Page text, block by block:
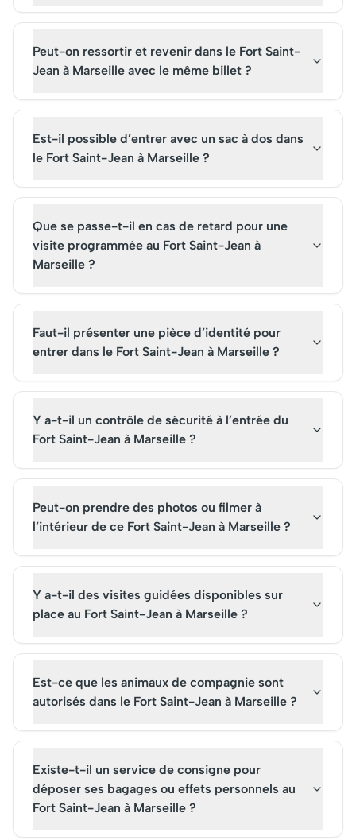
Peut-on ressortir et revenir dans le Fort Saint-
Jean à Marseille avec le même billet ?
Est-il possible d’entrer avec un sac à dos dans
le Fort Saint-Jean à Marseille ?
Que se passe-t-il en cas de retard pour une
visite programmée au Fort Saint-Jean à
Marseille ?
Faut-il présenter une pièce d’identité pour
entrer dans le Fort Saint-Jean à Marseille ?
Y a-t-il un contrôle de sécurité à l’entrée du
Fort Saint-Jean à Marseille ?
Peut-on prendre des photos ou filmer à
l’intérieur de ce Fort Saint-Jean à Marseille ?
Y a-t-il des visites guidées disponibles sur
place au Fort Saint-Jean à Marseille ?
Est-ce que les animaux de compagnie sont
autorisés dans le Fort Saint-Jean à Marseille ?
Existe-t-il un service de consigne pour
déposer ses bagages ou effets personnels au
Fort Saint-Jean à Marseille ?